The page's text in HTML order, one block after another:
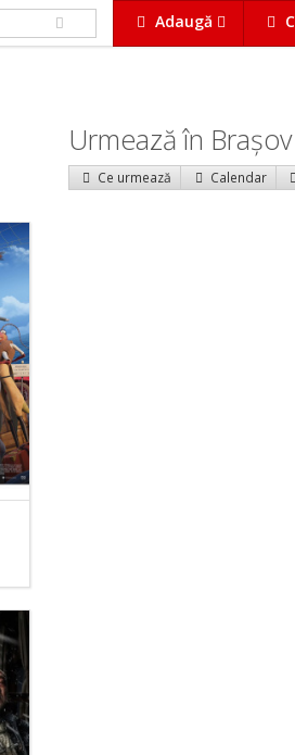
Adaugă
Urmează în Braşov
Ce urmează Calendar